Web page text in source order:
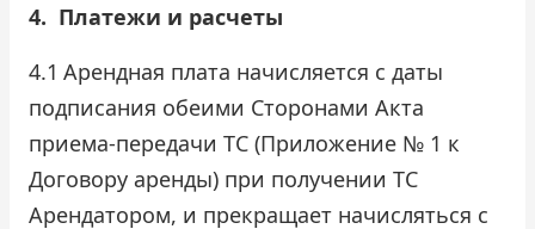
4. Платежи и расчеты
4.1 Арендная плата начисляется с даты
подписания обеими Сторонами Акта
приема-передачи ТС (Приложение № 1 к
Договору аренды) при получении ТС
Арендатором, и прекращает начисляться с